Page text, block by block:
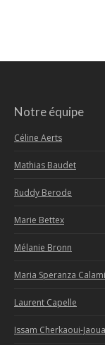
Notre équipe
Céline Aerts
Mathias Baudet
Ruddy Berode
Marie Bettex
Mélanie Bronn
Maria Speranza
Laurent Capelle
Issam Cherkaoui-